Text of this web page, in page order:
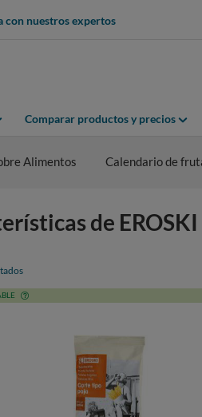
con nuestros expertos
Comparar productos y precios
Alimentos Calendario de
de